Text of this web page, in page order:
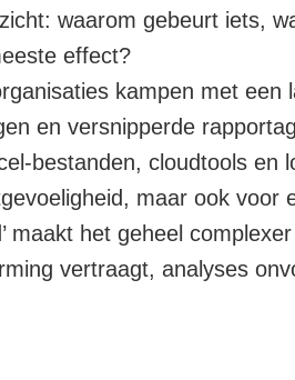
waarom gebeurt iets,
effect?
kampen met een
en versnipperde
bestanden, cloudtools en
maar ook voor
maakt het geheel
vertraagt, analyses